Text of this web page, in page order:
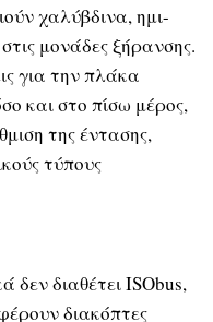
χαλύβδινα, ημι-
μονάδες ξήρανσης.
για την πλάκα
και στο πίσω μέρος,
της έντασης,
τύπους
διαθέτει ISObus,
διακόπτες